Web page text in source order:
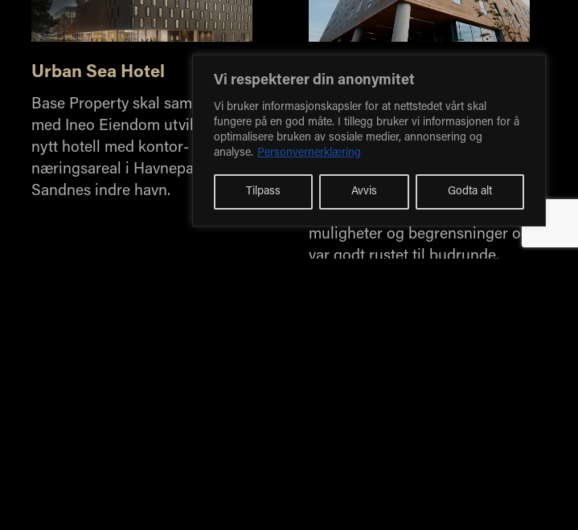
Vi respekterer din anonymitet
Vi bruker informasjonskapsler for at nettstedet vårt skal
fungere på en god måte. I tillegg bruker vi informasjonen for å
optimalisere bruken av sosiale medier, annonsering og
analyse. Personvernerklæring
Tilpass Avvis Godta alt
Urban Sea Hotel
Base Property skal sammen
med Ineo Eiendom utvikle et
nytt hotell med kontor- og
næringsareal i Havneparken i
Sandnes indre havn.
Comfort Square Hotel
I slutten av 2007 ble taket på
parkeringsanlegget i
Løkkeveien annonsert for salg
Property hadde i forkant gjort
undersøkelser om tomtens
muligheter og begrensninger og
var godt rustet til budrunde.